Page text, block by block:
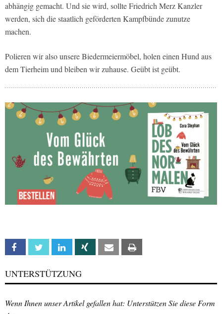
abhängig gemacht. Und sie wird, sollte Friedrich Merz Kanzler
werden, sich die staatlich geförderten Kampfbünde zunutze
machen.
Polieren wir also unsere Biedermeiermöbel, holen einen Hund aus
dem Tierheim und bleiben wir zuhause. Geübt ist geübt.
Facebook Twitter Linkedin Xing Email
UNTERSTÜTZUNG
Wenn Ihnen unser Artikel gefallen hat: Unterstützen Sie diese Form